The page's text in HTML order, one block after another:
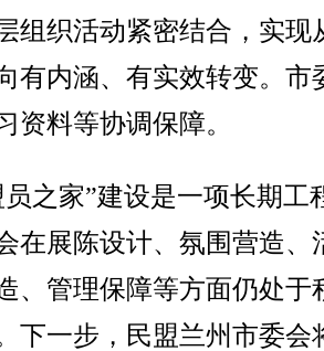
组织活动紧密结合，实现
有内涵、有实效转变。市
资料等协调保障。
家”建设是一项长期工
在展陈设计、氛围营造、
、管理保障等方面仍处于
下一步，民盟兰州市委会